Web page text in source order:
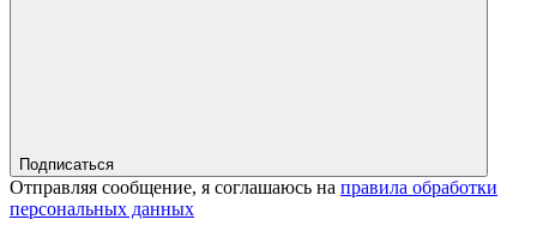
Подписаться
Отправляя сообщение, я соглашаюсь на правила обработки
персональных данных